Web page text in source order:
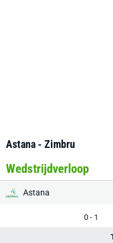
Astana - Zimbru
Wedstrijdverloop
Astana
0 - 1